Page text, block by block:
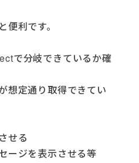
利です。
で分岐できているか確
想定通り取得できてい
せる
ージを表示させる等